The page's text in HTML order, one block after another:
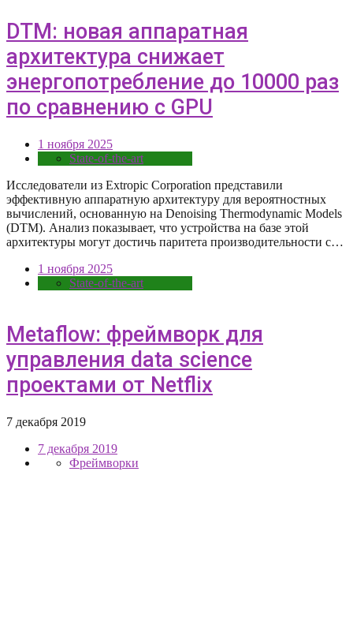
DTM: новая аппаратная
архитектура снижает
энергопотребление до 10000 раз
по сравнению с GPU
1 ноября 2025
State-of-the-art
Исследователи из Extropic Corporation представили
эффективную аппаратную архитектуру для вероятностных
вычислений, основанную на Denoising Thermodynamic Models
(DTM). Анализ показывает, что устройства на базе этой
архитектуры могут достичь паритета производительности с…
1 ноября 2025
State-of-the-art
Metaflow: фреймворк для
управления data science
проектами от Netflix
7 декабря 2019
7 декабря 2019
Фреймворки